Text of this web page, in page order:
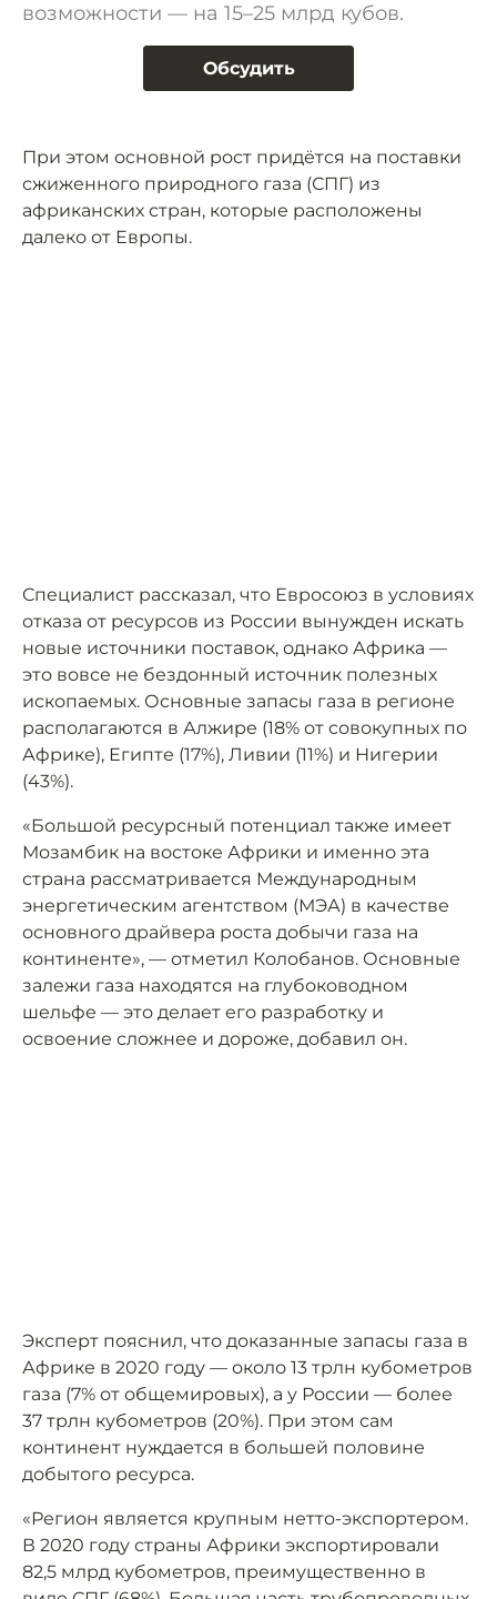
возможности — на 15–25 млрд кубов.
Обсудить
При этом основной рост придётся на поставки
сжиженного природного газа (СПГ) из
африканских стран, которые расположены
далеко от Европы.
Специалист рассказал, что Евросоюз в условиях
отказа от ресурсов из России вынужден искать
новые источники поставок, однако Африка —
это вовсе не бездонный источник полезных
ископаемых. Основные запасы газа в регионе
располагаются в Алжире (18% от совокупных по
Африке), Египте (17%), Ливии (11%) и Нигерии
(43%).
«Большой ресурсный потенциал также имеет
Мозамбик на востоке Африки и именно эта
страна рассматривается Международным
энергетическим агентством (МЭА) в качестве
основного драйвера роста добычи газа на
континенте», — отметил Колобанов. Основные
залежи газа находятся на глубоководном
шельфе — это делает его разработку и
освоение сложнее и дороже, добавил он.
Эксперт пояснил, что доказанные запасы газа в
Африке в 2020 году — около 13 трлн кубометров
газа (7% от общемировых), а у России — более
37 трлн кубометров (20%). При этом сам
континент нуждается в большей половине
добытого ресурса.
«Регион является крупным нетто-экспортером.
В 2020 году страны Африки экспортировали
82,5 млрд кубометров, преимущественно в